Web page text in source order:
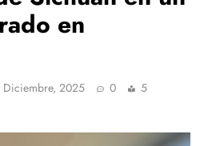
en
Diciembre, 2025 0
5